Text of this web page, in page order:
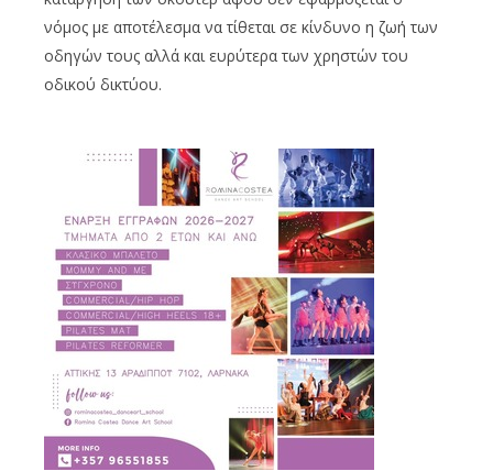
νόμος με αποτέλεσμα να τίθεται σε κίνδυνο η ζωή των
οδηγών τους αλλά και ευρύτερα των χρηστών του
οδικού δικτύου.